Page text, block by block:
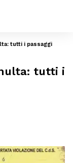
tutti i passaggi
tutti i